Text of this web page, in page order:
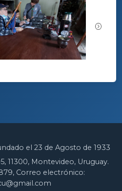
el 23 de Agosto de 1933
11300, Montevideo, Uruguay.
Correo electrónico: